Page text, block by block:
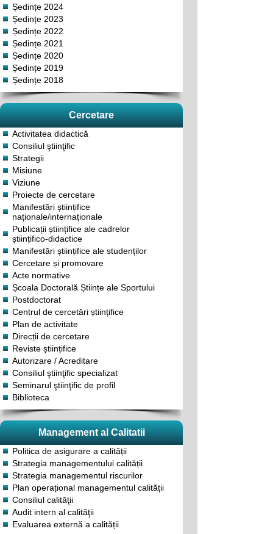
Ședințe 2024
Ședințe 2023
Ședințe 2022
Ședințe 2021
Ședințe 2020
Ședințe 2019
Ședințe 2018
Cercetare
Activitatea didactică
Consiliul ştiinţific
Strategii
Misiune
Viziune
Proiecte de cercetare
Manifestări științifice
naționale/internaționale
Publicații științifice ale cadrelor
științifico-didactice
Manifestări științifice ale studenților
Cercetare și promovare
Acte normative
Școala Doctorală Științe ale Sportului
Postdoctorat
Centrul de cercetări științifice
Plan de activitate
Direcții de cercetare
Reviste științifice
Autorizare / Acreditare
Consiliul ştiinţific specializat
Seminarul ştiinţific de profil
Biblioteca
Management al Calitatii
Politica de asigurare a calității
Strategia managementului calității
Strategia managementul riscurilor
Plan operațional managementul calității
Consiliul calităţii
Audit intern al calităţii
Evaluarea externă a calității